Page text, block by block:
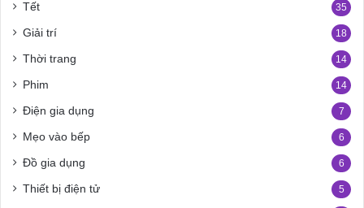
Tết 35
Giải trí 18
Thời trang 14
Phim 14
Điện gia dụng 7
Mẹo vào bếp 6
Đồ gia dụng 6
Thiết bị điện tử 5